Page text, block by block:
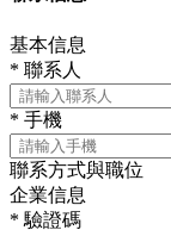
基本信息
* 聯系人
* 手機
聯系方式與職位
企業信息
* 驗證碼